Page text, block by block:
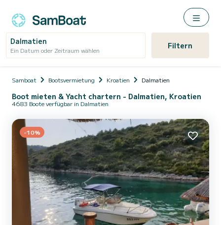
Dalmatien
Ein Datum oder Zeitraum wählen Filtern
Samboat Bootsvermietung Kroatien Dalmatien
Boot mieten & Yacht chartern - Dalmatien, Kroatien
4683 Boote verfügbar in Dalmatien
-10%